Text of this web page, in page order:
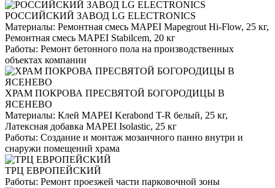
РОССИЙСКИЙ ЗАВОД LG ELECTRONICS
Материалы: Ремонтная смесь MAPEI Mapegrout Hi-Flow, 25 кг,
Ремонтная смесь MAPEI Stabilcem, 20 кг
Работы: Ремонт бетонного пола на производственных
объектах компании
ХРАМ ПОКРОВА ПРЕСВЯТОЙ БОГОРОДИЦЫ В
ЯСЕНЕВО
Материалы: Клей MAPEI Kerabond T-R белый, 25 кг,
Латексная добавка MAPEI Isolastic, 25 кг
Работы: Создание и монтаж мозаичного панно внутри и
снаружи помещений храма
ТРЦ ЕВРОПЕЙСКИЙ
Работы: Ремонт проезжей части парковочной зоны